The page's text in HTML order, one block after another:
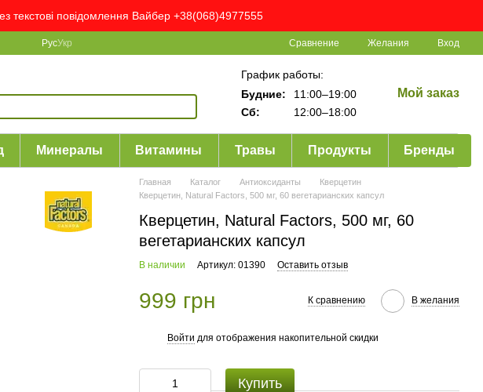
текстові повідомлення Вайбер +38(068)4977555
РусУкр Сравнение Желания Вход
График работы:
Будние:
11:00–19:00
Сб:
12:00–18:00
Мой заказ
Минералы Витамины Травы Продукты Бренды
Главная Каталог Антиоксиданты
Кверцетин
Кверцетин, Natural Factors, 500 мг, 60 вегетарианских капсул
Кверцетин, Natural Factors, 500 мг, 60
вегетарианских капсул
В наличии Артикул: 01390 Оставить отзыв
999 грн К сравнению В желания
Войти для отображения накопительной скидки
Купить